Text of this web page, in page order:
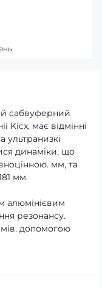
сабвуферний
Kicx, має відмінні
ультранизкі
динаміки, що
мм, та
мм.
алюмінієвим
резонансу.
допомогою